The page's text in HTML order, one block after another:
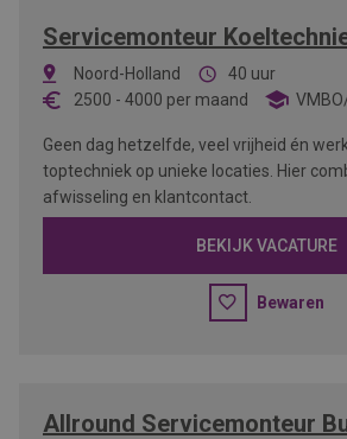
Servicemonteur
Noord-Holland
40 uur
2500 - 4000 per maand
Geen dag hetzelfde, veel vrijheid én
toptechniek op unieke locaties. Hier
afwisseling en klantcontact.
BEKIJK VACATURE
Bewaren
Allround Servicemonteur